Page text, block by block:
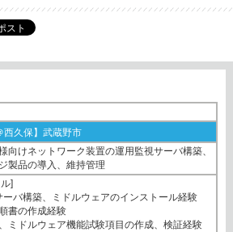
西久保】武蔵野市
向けネットワーク装置の運用監視サーバ構築、
製品の導入、維持管理
]
ーバ構築、ミドルウェアのインストール経験
書の作成経験
ミドルウェア機能試験項目の作成、検証経験